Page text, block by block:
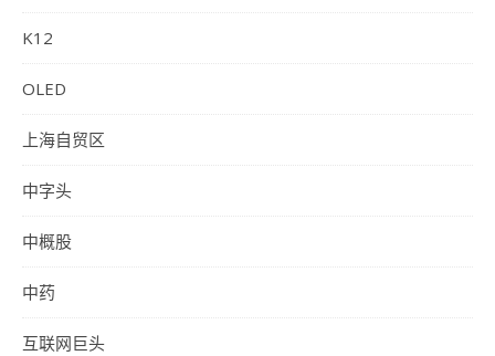
K12
OLED
上海自贸区
中字头
中概股
中药
互联网巨头